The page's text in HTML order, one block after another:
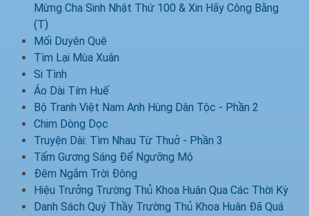
Mừng Cha Sinh Nhật Thứ 100 & Xin Hãy Công Bằng
(T)
Mối Duyên Quê
Tìm Lại Mùa Xuân
Si Tình
Áo Dài Tím Huế
Bộ Tranh Việt Nam Anh Hùng Dân Tộc - Phần 2
Chim Dòng Dọc
Truyện Dài: Tìm Nhau Từ Thuở - Phần 3
Tấm Gương Sáng Để Ngưỡng Mộ
Đêm Ngắm Trời Đông
Hiệu Trưởng Trường Thủ Khoa Huân Qua Các Thời Kỳ
Danh Sách Quý Thầy Trường Thủ Khoa Huân Đã Quá